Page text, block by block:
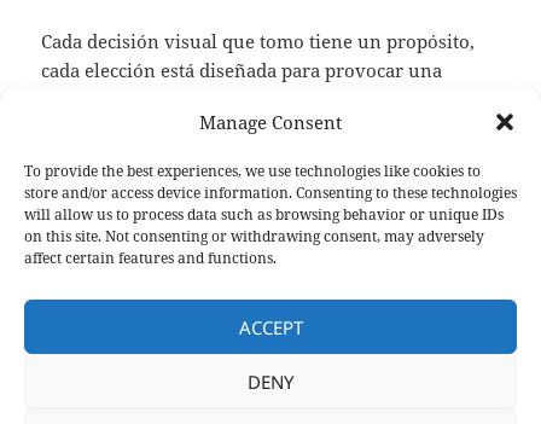
Manage Consent
To provide the best experiences, we use technologies like cookies to
store and/or access device information. Consenting to these technologies
will allow us to process data such as browsing behavior or unique IDs
on this site. Not consenting or withdrawing consent, may adversely
affect certain features and functions.
ACCEPT
DENY
Cada decisión visual que tomo tiene un propósito,
cada elección está diseñada para provocar una
es lo que hace que un videoclip sea verdaderamente
conectar a nivel emocional, y para dejar una
impresión duradera en la mente y el corazón de
quienes lo ven.
el
Categorías
Consejos para artistas
consejos,encuadre,guión,ideas,iluminación,imágenes,lenguaje,
sensación,videoclip
en Cómo las Imágenes Afectan las Emociones